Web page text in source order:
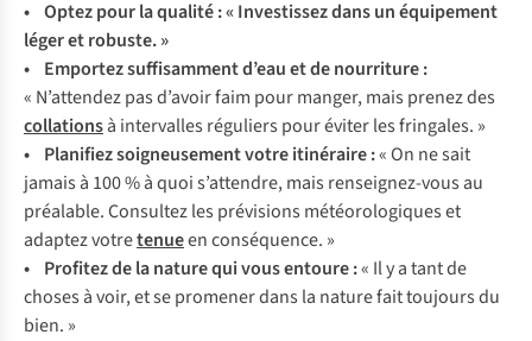
• Optez pour la qualité : « Investissez dans un équipement
léger et robuste. »
• Emportez suffisamment d’eau et de nourriture :
« N’attendez pas d’avoir faim pour manger, mais prenez des
collationsà intervalles réguliers pour éviter les fringales. »
• Planifiez soigneusement votre itinéraire :« On ne sait
jamais à 100 % à quoi s’attendre, mais renseignez-vous au
préalable. Consultez les prévisions météorologiques et
adaptez votretenueen conséquence. »
• Profitez de la nature qui vous entoure :« Il y a tant de
choses à voir, et se promener dans la nature fait toujours du
bien. »